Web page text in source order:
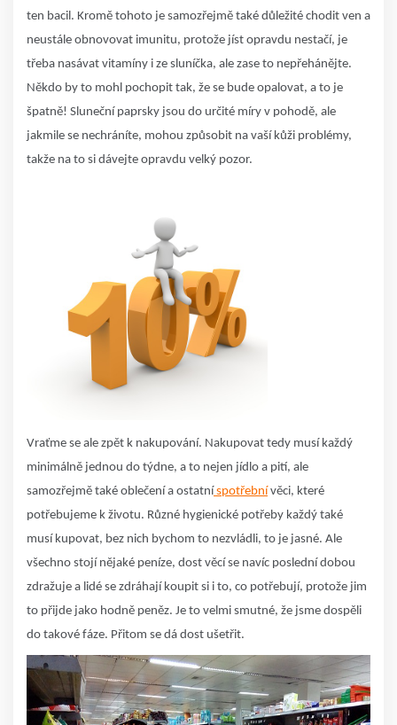
ten bacil. Kromě tohoto je samozřejmě také důležité chodit ven a
neustále obnovovat imunitu, protože jíst opravdu nestačí, je
třeba nasávat vitamíny i ze sluníčka, ale zase to nepřehánějte.
Někdo by to mohl pochopit tak, že se bude opalovat, a to je
špatně! Sluneční paprsky jsou do určité míry v pohodě, ale
jakmile se nechráníte, mohou způsobit na vaší kůži problémy,
takže na to si dávejte opravdu velký pozor.
Vraťme se ale zpět k nakupování. Nakupovat tedy musí každý
minimálně jednou do týdne, a to nejen jídlo a pití, ale
samozřejmě také oblečení a ostatní spotřební věci, které
potřebujeme k životu. Různé hygienické potřeby každý také
musí kupovat, bez nich bychom to nezvládli, to je jasné. Ale
všechno stojí nějaké peníze, dost věcí se navíc poslední dobou
zdražuje a lidé se zdráhají koupit si i to, co potřebují, protože jim
to přijde jako hodně peněz. Je to velmi smutné, že jsme dospěli
do takové fáze. Přitom se dá dost ušetřit.